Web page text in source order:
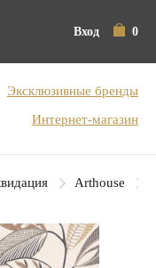
Вход 0
Эксклюзивные бренды
Интернет-магазин
Arthouse